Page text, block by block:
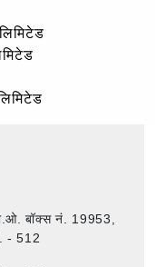
बॉक्स नं. 19953,
- 512